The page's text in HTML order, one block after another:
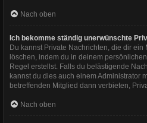
Nach oben
Ich bekomme ständig unerwünschte
Du kannst Private Nachrichten, die dir ein
löschen, indem du in deinem
Regel erstellst. Falls du belästigende
kannst du dies auch einem Administrator
betreffenden Mitglied dann verbieten,
Nach oben